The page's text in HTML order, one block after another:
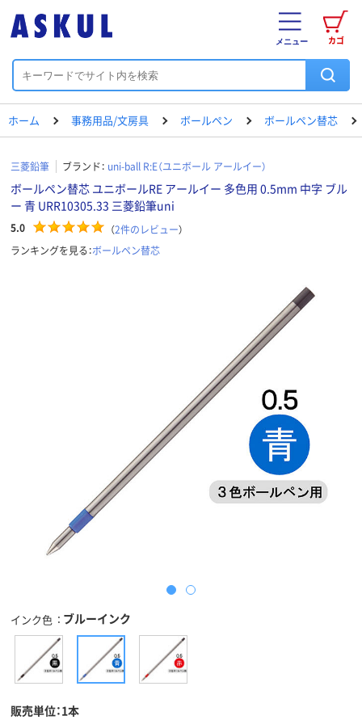
カゴ
メニュー
ホーム 事務用品/文房具 ボールペン ボールペン替芯
三菱鉛筆 ブランド： uni-ball R:E（ユニボール アールイー）
ボールペン替芯 ユニボールRE アールイー 多色用 0.5mm 中字 ブル
ー 青 URR10305.33 三菱鉛筆uni
5.0 （2件のレビュー）
ランキングを見る：ボールペン替芯
インク色 ブルーインク
販売単位：1本